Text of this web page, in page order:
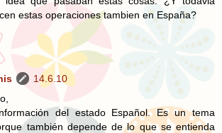
estas operaciones tambien en España?
14.6.10
del estado Español. Es un tema
también depende de lo que se entienda